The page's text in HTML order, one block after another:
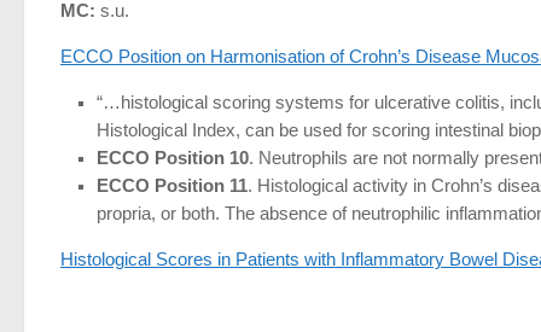
MC: s.u.
ECCO Position on Harmonisation of Crohn’s Disease
“…histological scoring systems for ulcerative colitis,
Histological Index, can be used for scoring intestinal
ECCO Position 10. Neutrophils are not normally
ECCO Position 11. Histological activity in Crohn’s
propria, or both. The absence of neutrophilic
Histological Scores in Patients with Inflammatory Bowel